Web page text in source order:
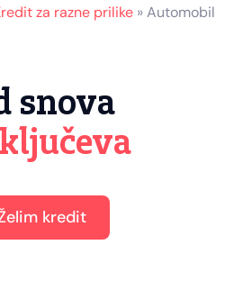
za razne prilike »Automobil
snova
kredit